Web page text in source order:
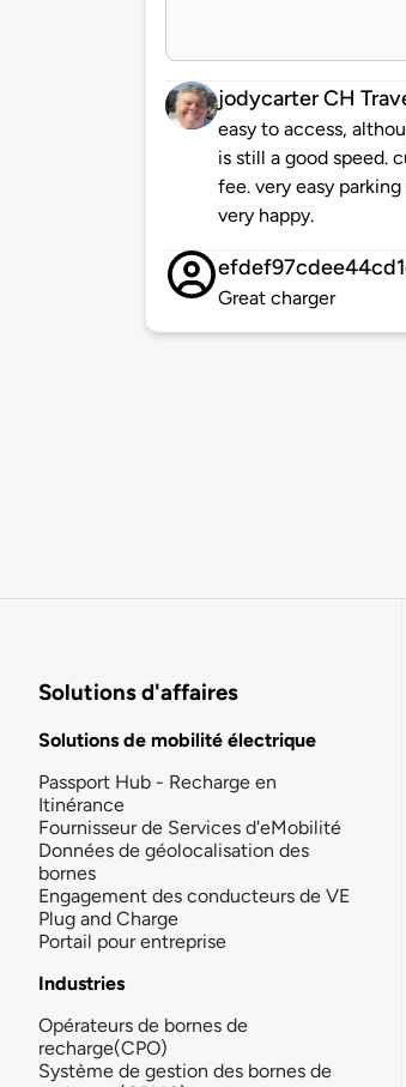
jodycarter CH
easy to access,
is still a good speed.
fee. very easy
very happy.
Great charger
Solutions d'affaires
Solutions de mobilité électrique
Passport Hub - Recharge en
Itinérance
Fournisseur de Services d'eMobilité
Données de géolocalisation des
bornes
Engagement des conducteurs de VE
Plug and Charge
Portail pour entreprise
Industries
Opérateurs de bornes de
recharge(CPO)
Système de gestion des bornes de